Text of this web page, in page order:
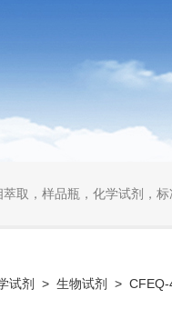
取，样品瓶，化学试剂，
试剂 > 生物试剂 > CFEQ-